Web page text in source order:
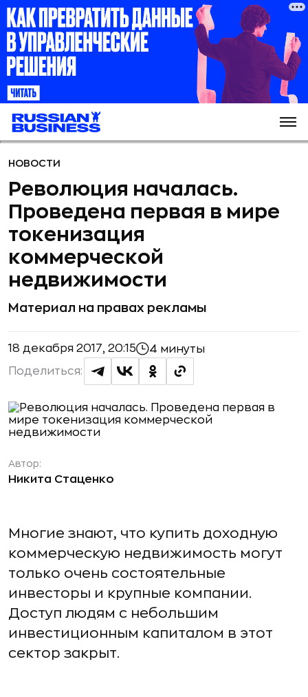
НОВОСТИ
Революция началась.
Проведена первая в мире
токенизация
коммерческой
недвижимости
Материал на правах рекламы
18 декабря 2017, 20:15 4 минуты
Поделиться:
Автор:
Никита Стаценко
Многие знают, что купить доходную
коммерческую недвижимость могут
только очень состоятельные
инвесторы и крупные компании.
Доступ людям с небольшим
инвестиционным капиталом в этот
сектор закрыт.